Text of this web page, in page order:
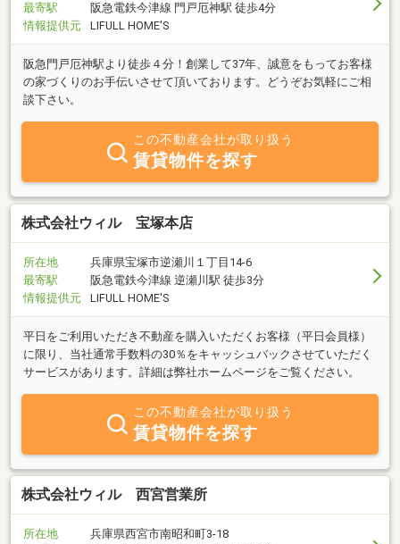
最寄駅
阪急電鉄今津線 門戸厄神駅 徒歩4分
情報提供元
LIFULL HOME'S
阪急門戸厄神駅より徒歩４分！創業して37年、誠意をもってお客様
の家づくりのお手伝いさせて頂いております。どうぞお気軽にご相
談下さい。
この不動産会社が取り扱う
賃貸物件を探す
株式会社ウィル 宝塚本店
所在地
兵庫県宝塚市逆瀬川１丁目14-6
最寄駅
阪急電鉄今津線 逆瀬川駅 徒歩3分
情報提供元
LIFULL HOME'S
平日をご利用いただき不動産を購入いただくお客様（平日会員様）
に限り、当社通常手数料の30％をキャッシュバックさせていただく
サービスがあります。詳細は弊社ホームページをご覧ください。
この不動産会社が取り扱う
賃貸物件を探す
株式会社ウィル 西宮営業所
所在地
兵庫県西宮市南昭和町3-18